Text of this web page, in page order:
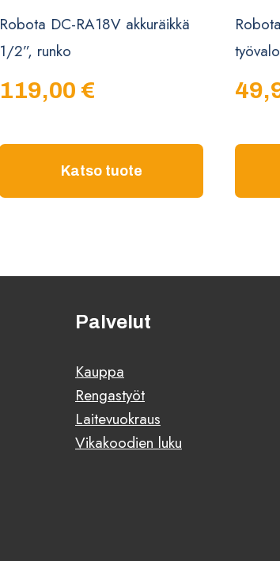
Robota DC-RA18V akkuräikkä
1/2”, runko
119,00 €
Katso tuote
Palvelut
Kauppa
Rengastyöt
Laitevuokraus
Vikakoodien luku